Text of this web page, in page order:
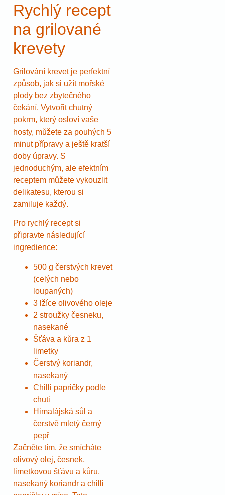
Rychlý recept
na grilované
krevety
Grilování krevet je perfektní
způsob, jak si užít mořské
plody bez zbytečného
čekání. Vytvořit chutný
pokrm, který osloví vaše
hosty, můžete za pouhých 5
minut přípravy a ještě kratší
doby úpravy. S
jednoduchým, ale efektním
receptem můžete vykouzlit
delikatesu, kterou si
zamiluje každý.
Pro rychlý recept si
připravte následující
ingredience:
500 g čerstvých krevet
(celých nebo
loupaných)
3 lžíce olivového oleje
2 stroužky česneku,
nasekané
Šťáva a kůra z 1
limetky
Čerstvý koriandr,
nasekaný
Chilli papričky podle
chuti
Himalájská sůl a
čerstvě mletý černý
pepř
Začněte tím, že smícháte
olivový olej, česnek,
limetkovou šťávu a kůru,
nasekaný koriandr a chilli